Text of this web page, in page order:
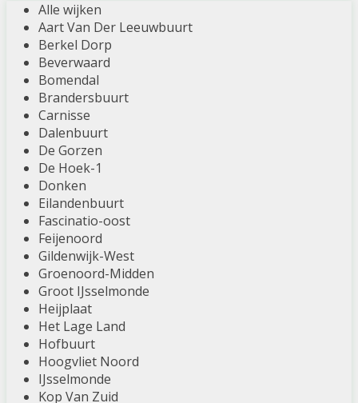
Alle wijken
Aart Van Der Leeuwbuurt
Berkel Dorp
Beverwaard
Bomendal
Brandersbuurt
Carnisse
Dalenbuurt
De Gorzen
De Hoek-1
Donken
Eilandenbuurt
Fascinatio-oost
Feijenoord
Gildenwijk-West
Groenoord-Midden
Groot IJsselmonde
Heijplaat
Het Lage Land
Hofbuurt
Hoogvliet Noord
IJsselmonde
Kop Van Zuid